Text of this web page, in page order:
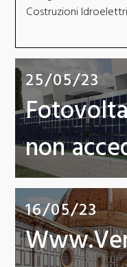
Costruzioni
25/05/23
non
16/05/23